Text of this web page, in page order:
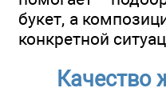
букет, а
конкретной
Качество